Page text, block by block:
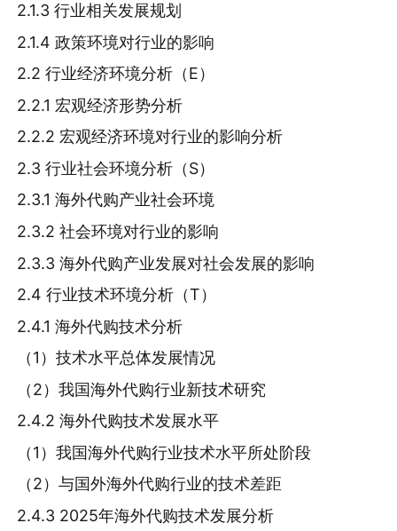
2.1.3 行业相关发展规划
2.1.4 政策环境对行业的影响
2.2 行业经济环境分析（E）
2.2.1 宏观经济形势分析
2.2.2 宏观经济环境对行业的影响分析
2.3 行业社会环境分析（S）
2.3.1 海外代购产业社会环境
2.3.2 社会环境对行业的影响
2.3.3 海外代购产业发展对社会发展的影响
2.4 行业技术环境分析（T）
2.4.1 海外代购技术分析
（1）技术水平总体发展情况
（2）我国海外代购行业新技术研究
2.4.2 海外代购技术发展水平
（1）我国海外代购行业技术水平所处阶段
（2）与国外海外代购行业的技术差距
2.4.3 2025年海外代购技术发展分析